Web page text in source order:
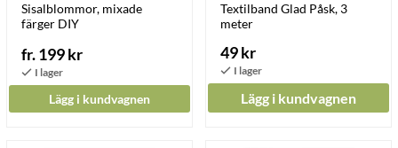
Sisalblommor, mixade
färger DIY
fr. 199 kr
Lägg i kundvagnen
Textilband Glad Påsk, 3
meter
49 kr
Lägg i kundvagnen